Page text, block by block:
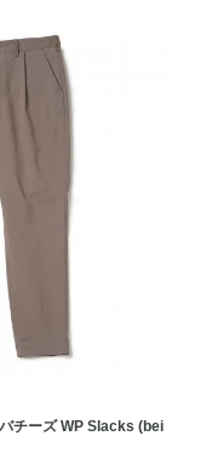
チーズ WP Slacks (bei